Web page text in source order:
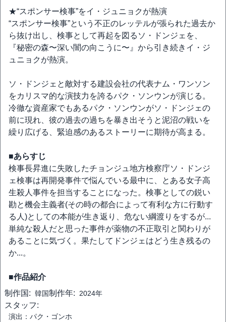
★“スポンサー検事”をイ・ジュニョクが熱演
“スポンサー検事”という不正のレッテルが張られた過去か
ら抜け出し、検事として再起を図るソ・ドンジェを、
『秘密の森〜深い闇の向こうに〜』から引き続きイ・ジ
ュニョクが熱演。
ソ・ドンジェと敵対する建設会社の代表ナム・ワンソン
をカリスマ的な演技力を誇るパク・ソンウンが演じる。
冷徹な資産家でもあるパク・ソンウンがソ・ドンジェの
前に現れ、彼の過去の過ちを暴き出そうと泥沼の戦いを
繰り広げる、緊迫感のあるストーリーに期待が高まる。
■あらすじ
検事⻑昇進に失敗したチョンジュ地方検察庁ソ・ドンジ
ェ検事は再開発事件で悩んでいる最中に、とある女子高
生殺人事件を担当することになった。検事としての鋭い
勘と機会主義者(その時の都合によって有利な方に行動す
る人)としての本能が生き返り、危ない綱渡りをするが...
単純な殺人だと思った事件が薬物の不正取引と関わりが
あることに気づく。果たしてドンジェはどう生き残るの
か...。
■作品紹介
制作国: 韓国制作年: 2024年
スタッフ:
演出：パク・ゴンホ